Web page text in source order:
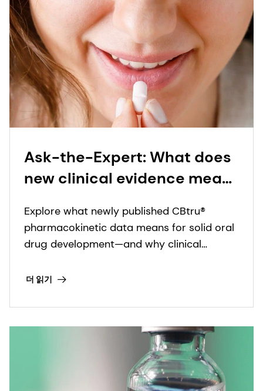
Ask-the-Expert: What does
new clinical evidence mean
drug delivery?
Explore what newly published CBtru®
pharmacokinetic data means for solid oral
drug development—and why clinical
더 읽기